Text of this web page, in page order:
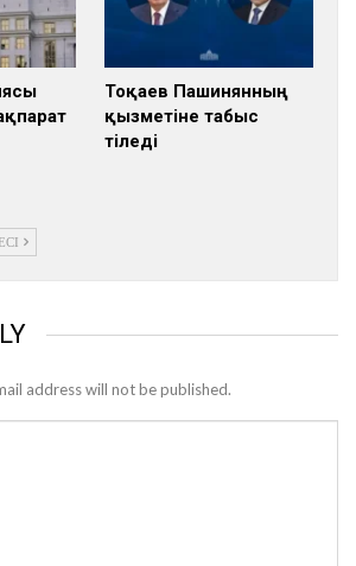
Тоқаев Пашинянның
қызметіне табыс
тіледі
address will not be published.